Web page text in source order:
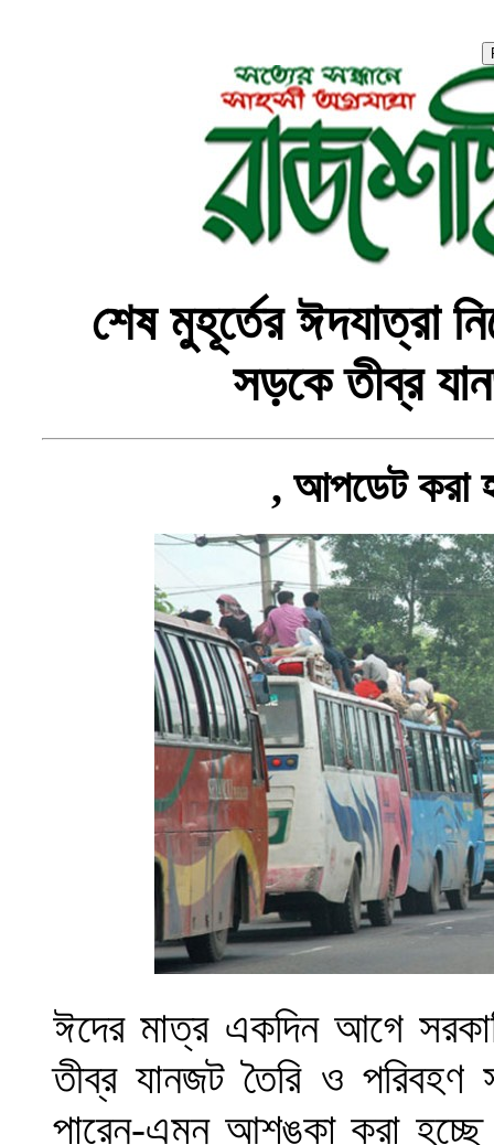
শেষ মুহূর্তের ঈদযাত্রা
সড়কে তীব্র
, আপডেট করা
ঈদের মাত্র একদিন আগে
তীব্র যানজট তৈরি ও পরিবহণ
পারেন-এমন আশঙ্কা করা